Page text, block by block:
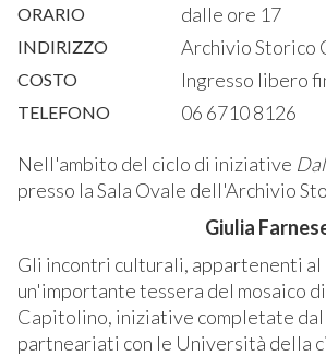
ORARIO dalle ore 17
INDIRIZZO Archivio Storico
COSTO Ingresso libero
TELEFONO 06 6710 8126
Nell'ambito del ciclo di iniziative
presso la Sala Ovale dell'Archivio
Giulia
Gli incontri culturali, appartenenti al
un'importante tessera del mosaico
Capitolino, iniziative completate
partneariati con le Università della